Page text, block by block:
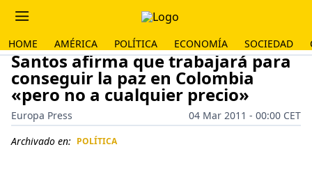
HOME AMÉRICA POLÍTICA ECONOMÍA SOCIEDAD
Santos afirma que trabajará para
conseguir la paz en Colombia
«pero no a cualquier precio»
Europa Press
04 Mar 2011 - 00:00 CET
Archivado en: POLÍTICA